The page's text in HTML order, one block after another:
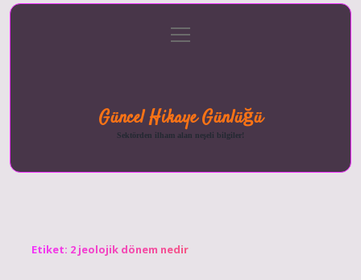
menüyü
aç
Güncel Hikaye Günlüğü
Sektörden ilham alan neşeli bilgiler!
Etiket: 2 jeolojik dönem nedir